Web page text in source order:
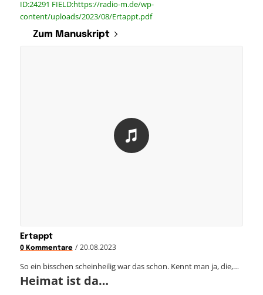
ID:24291 FIELD:https://radio-m.de/wp-
content/uploads/2023/08/Ertappt.pdf
Zum Manuskript
Ertappt
0 Kommentare / 20.08.2023
So ein bisschen scheinheilig war das schon. Kennt man ja, die,…
Heimat ist da…